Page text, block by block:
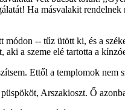
Ha másvalakit
-- tűz ütött ki, és a
a szeme elé tartotta a
Ettől a templomok nem
Arszakioszt. Ő